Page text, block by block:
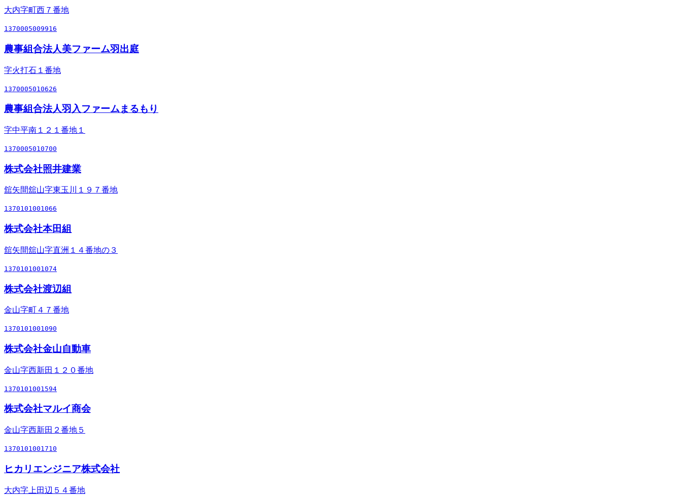
大内字町西７番地
1370005009916
農事組合法人美ファーム羽出庭
字火打石１番地
1370005010626
農事組合法人羽入ファームまるもり
字中平南１２１番地１
1370005010700
株式会社照井建業
舘矢間舘山字東玉川１９７番地
1370101001066
株式会社本田組
舘矢間舘山字直洲１４番地の３
1370101001074
株式会社渡辺組
金山字町４７番地
1370101001090
株式会社金山自動車
金山字西新田１２０番地
1370101001594
株式会社マルイ商会
金山字西新田２番地５
1370101001710
ヒカリエンジニア株式会社
大内字上田辺５４番地